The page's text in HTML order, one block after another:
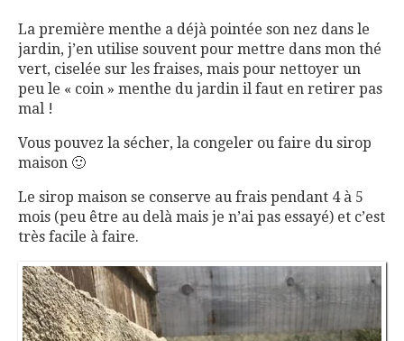
La première menthe a déjà pointée son nez dans le
jardin, j’en utilise souvent pour mettre dans mon thé
vert, ciselée sur les fraises, mais pour nettoyer un
peu le « coin » menthe du jardin il faut en retirer pas
mal !
Vous pouvez la sécher, la congeler ou faire du sirop
maison 🙂
Le sirop maison se conserve au frais pendant 4 à 5
mois (peu être au delà mais je n’ai pas essayé) et c’est
très facile à faire.